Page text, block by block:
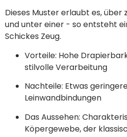
Dieses Muster erlaubt es, über
und unter einer - so entsteht
Schickes Zeug.
Vorteile: Hohe
stilvolle Verarbeitung
Nachteile: Etwas
Leinwandbindungen
Das Aussehen:
Köpergewebe, der